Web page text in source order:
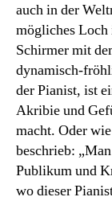
auch in der
mögliches
Schirmer mit
dynamisch-
der Pianist, ist
Akribie und
macht. Oder
beschrieb:
Publikum und
wo dieser